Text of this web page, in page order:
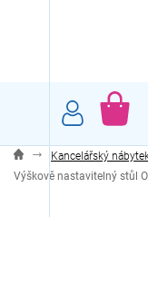
Kancelářský
Výškově nastavitelný stůl